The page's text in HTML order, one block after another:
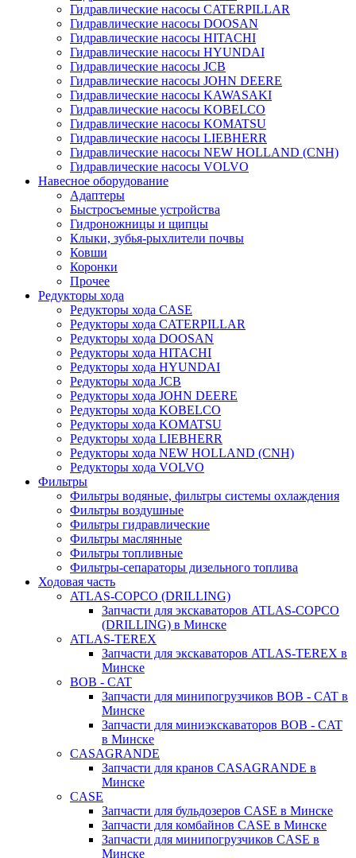
Гидравлические насосы CATERPILLAR
Гидравлические насосы DOOSAN
Гидравлические насосы HITACHI
Гидравлические насосы HYUNDAI
Гидравлические насосы JCB
Гидравлические насосы JOHN DEERE
Гидравлические насосы KAWASAKI
Гидравлические насосы KOBELCO
Гидравлические насосы KOMATSU
Гидравлические насосы LIEBHERR
Гидравлические насосы NEW HOLLAND (CNH)
Гидравлические насосы VOLVO
Навесное оборудование
Адаптеры
Быстросъемные устройства
Гидроножницы и щипцы
Клыки, зубья-рыхлители почвы
Ковши
Коронки
Прочее
Редукторы хода
Редукторы хода CASE
Редукторы хода CATERPILLAR
Редукторы хода DOOSAN
Редукторы хода HITACHI
Редукторы хода HYUNDAI
Редукторы хода JCB
Редукторы хода JOHN DEERE
Редукторы хода KOBELCO
Редукторы хода KOMATSU
Редукторы хода LIEBHERR
Редукторы хода NEW HOLLAND (CNH)
Редукторы хода VOLVO
Фильтры
Фильтры водяные, фильтры системы охлаждения
Фильтры воздушные
Фильтры гидравлические
Фильтры маслянные
Фильтры топливные
Фильтры-сепараторы дизельного топлива
Ходовая часть
ATLAS-COPCO (DRILLING)
Запчасти для экскаваторов ATLAS-COPCO
(DRILLING) в Минске
ATLAS-TEREX
Запчасти для экскаваторов ATLAS-TEREX в
Минске
BOB - CAT
Запчасти для минипогрузчиков BOB - CAT в
Минске
Запчасти для миниэкскаваторов BOB - CAT
в Минске
CASAGRANDE
Запчасти для кранов CASAGRANDE в
Минске
CASE
Запчасти для бульдозеров CASE в Минске
Запчасти для комбайнов CASE в Минске
Запчасти для минипогрузчиков CASE в
Минске